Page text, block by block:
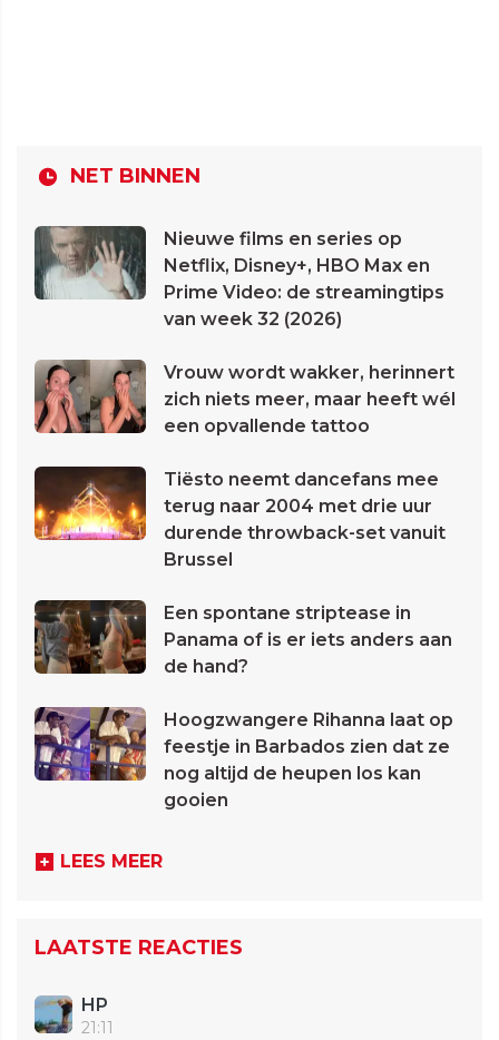
NET BINNEN
Nieuwe films en series op
Netflix, Disney+, HBO Max en
Prime Video: de streamingtips
van week 32 (2026)
Vrouw wordt wakker, herinnert
zich niets meer, maar heeft wél
een opvallende tattoo
Tiësto neemt dancefans mee
terug naar 2004 met drie uur
durende throwback-set vanuit
Brussel
Een spontane striptease in
Panama of is er iets anders aan
de hand?
Hoogzwangere Rihanna laat op
feestje in Barbados zien dat ze
nog altijd de heupen los kan
gooien
LEES MEER
LAATSTE REACTIES
HP
21:11